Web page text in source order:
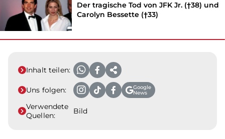
Der tragische Tod von JFK Jr. (†38) und
Carolyn Bessette (†33)
Inhalt teilen:
Uns folgen:
Google
News
Verwendete
Quellen:
Bild